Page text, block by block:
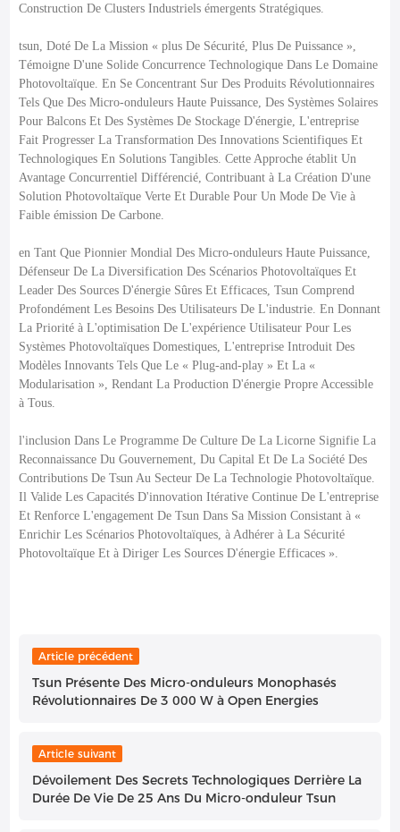
Construction De Clusters Industriels émergents Stratégiques.
tsun, Doté De La Mission « plus De Sécurité, Plus De Puissance »,
Témoigne D'une Solide Concurrence Technologique Dans Le Domaine
Photovoltaïque. En Se Concentrant Sur Des Produits Révolutionnaires
Tels Que Des Micro-onduleurs Haute Puissance, Des Systèmes Solaires
Pour Balcons Et Des Systèmes De Stockage D'énergie, L'entreprise
Fait Progresser La Transformation Des Innovations Scientifiques Et
Technologiques En Solutions Tangibles. Cette Approche établit Un
Avantage Concurrentiel Différencié, Contribuant à La Création D'une
Solution Photovoltaïque Verte Et Durable Pour Un Mode De Vie à
Faible émission De Carbone.
en Tant Que Pionnier Mondial Des Micro-onduleurs Haute Puissance,
Défenseur De La Diversification Des Scénarios Photovoltaïques Et
Leader Des Sources D'énergie Sûres Et Efficaces, Tsun Comprend
Profondément Les Besoins Des Utilisateurs De L'industrie. En Donnant
La Priorité à L'optimisation De L'expérience Utilisateur Pour Les
Systèmes Photovoltaïques Domestiques, L'entreprise Introduit Des
Modèles Innovants Tels Que Le « Plug-and-play » Et La «
Modularisation », Rendant La Production D'énergie Propre Accessible
à Tous.
l'inclusion Dans Le Programme De Culture De La Licorne Signifie La
Reconnaissance Du Gouvernement, Du Capital Et De La Société Des
Contributions De Tsun Au Secteur De La Technologie Photovoltaïque.
Il Valide Les Capacités D'innovation Itérative Continue De L'entreprise
Et Renforce L'engagement De Tsun Dans Sa Mission Consistant à «
Enrichir Les Scénarios Photovoltaïques, à Adhérer à La Sécurité
Photovoltaïque Et à Diriger Les Sources D'énergie Efficaces ».
Article précédent
Tsun Présente Des Micro-onduleurs Monophasés
Révolutionnaires De 3 000 W à Open Energies
Article suivant
Dévoilement Des Secrets Technologiques Derrière La
Durée De Vie De 25 Ans Du Micro-onduleur Tsun